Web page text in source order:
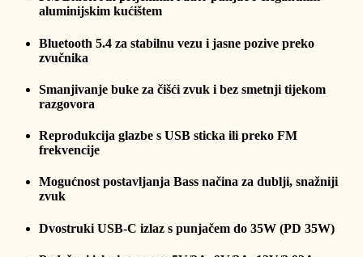
aluminijskim kućištem
Bluetooth 5.4 za stabilnu vezu i jasne pozive preko
zvučnika
Smanjivanje buke za čišći zvuk i bez smetnji tijekom
razgovora
Reprodukcija glazbe s USB sticka ili preko FM
frekvencije
Mogućnost postavljanja Bass načina za dublji, snažniji
zvuk
Dvostruki USB-C izlaz s punjačem do 35W (PD 35W)